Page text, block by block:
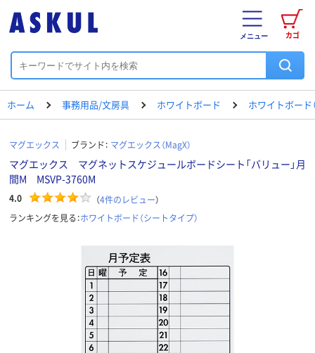
カゴ
メニュー
ホーム 事務用品/文房具 ホワイトボード ホワイトボード
マグエックス ブランド： マグエックス（MagX）
マグエックス マグネットスケジュールボードシート「バリュー」月
間M MSVP-3760M
4.0 （4件のレビュー）
ランキングを見る：ホワイトボード（シートタイプ）